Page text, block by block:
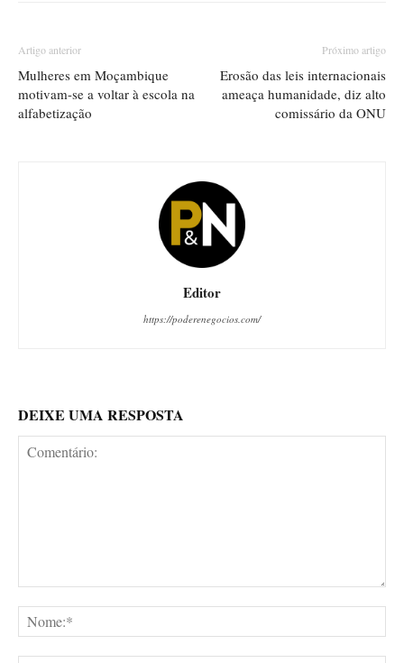
Artigo anterior
Mulheres em Moçambique
motivam-se a voltar à escola na
alfabetização
Próximo artigo
Erosão das leis internacionais
ameaça humanidade, diz alto
comissário da ONU
Editor
https://poderenegocios.com/
DEIXE UMA RESPOSTA